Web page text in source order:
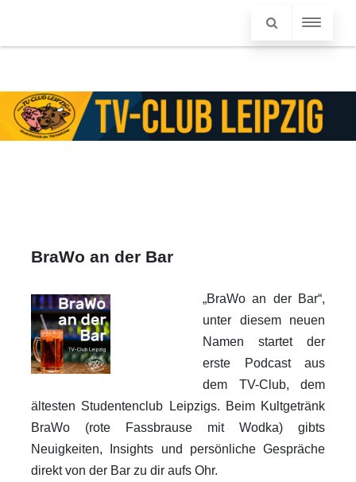
BraWo an der Bar
„BraWo an der Bar“,
unter diesem neuen
Namen startet der
erste Podcast aus
dem TV-Club, dem
ältesten Studentenclub Leipzigs. Beim Kultgetränk
BraWo (rote Fassbrause mit Wodka) gibts
Neuigkeiten, Insights und persönliche Gespräche
direkt von der Bar zu dir aufs Ohr.